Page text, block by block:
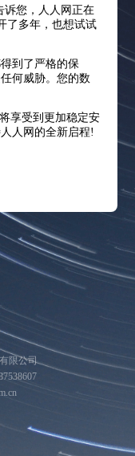
诉您，人人网正在
了多年，也想试试
到了严格的保
何威胁。您的数
享受到更加稳定安
人网的全新启程!
限公司